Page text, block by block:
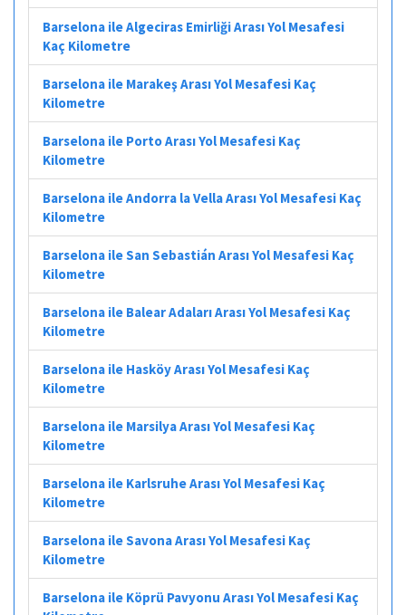
Barselona ile Algeciras Emirliği Arası Yol Mesafesi
Kaç Kilometre
Barselona ile Marakeş Arası Yol Mesafesi Kaç
Kilometre
Barselona ile Porto Arası Yol Mesafesi Kaç
Kilometre
Barselona ile Andorra la Vella Arası Yol Mesafesi Kaç
Kilometre
Barselona ile San Sebastián Arası Yol Mesafesi Kaç
Kilometre
Barselona ile Balear Adaları Arası Yol Mesafesi Kaç
Kilometre
Barselona ile Hasköy Arası Yol Mesafesi Kaç
Kilometre
Barselona ile Marsilya Arası Yol Mesafesi Kaç
Kilometre
Barselona ile Karlsruhe Arası Yol Mesafesi Kaç
Kilometre
Barselona ile Savona Arası Yol Mesafesi Kaç
Kilometre
Barselona ile Köprü Pavyonu Arası Yol Mesafesi Kaç